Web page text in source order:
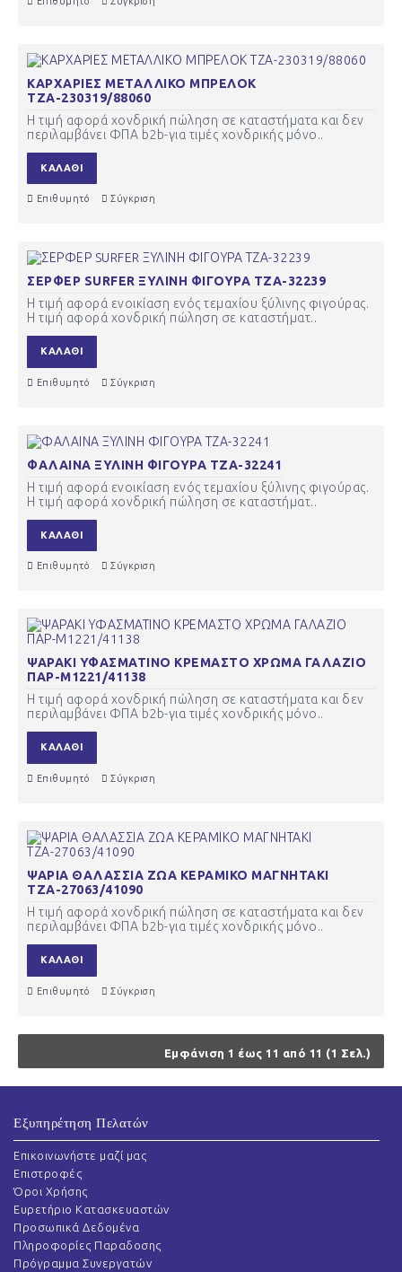
ΚΑΡΧΑΡΙΕΣ ΜΕΤΑΛΛΙΚΟ ΜΠΡΕΛΟΚ
ΤΖΑ-230319/88060
Η τιμή αφορά χονδρική πώληση σε καταστήματα και δεν
περιλαμβάνει ΦΠΑ b2b-για τιμές χονδρικής μόνο..
ΚΑΛΆΘΙ
Επιθυμητό Σύγκριση
ΣΕΡΦΕΡ SURFER ΞΥΛΙΝΗ ΦΙΓΟΥΡΑ ΤΖΑ-32239
Η τιμή αφορά ενοικίαση ενός τεμαχίου ξύλινης φιγούρας.
Η τιμή αφορά χονδρική πώληση σε καταστήματ..
ΚΑΛΆΘΙ
Επιθυμητό Σύγκριση
ΦΑΛΑΙΝΑ ΞΥΛΙΝΗ ΦΙΓΟΥΡΑ ΤΖΑ-32241
Η τιμή αφορά ενοικίαση ενός τεμαχίου ξύλινης φιγούρας.
Η τιμή αφορά χονδρική πώληση σε καταστήματ..
ΚΑΛΆΘΙ
Επιθυμητό Σύγκριση
ΨΑΡΑΚΙ ΥΦΑΣΜΑΤΙΝΟ ΚΡΕΜΑΣΤΟ ΧΡΩΜΑ ΓΑΛΑΖΙΟ
ΠΑΡ-Μ1221/41138
Η τιμή αφορά χονδρική πώληση σε καταστήματα και δεν
περιλαμβάνει ΦΠΑ b2b-για τιμές χονδρικής μόνο..
ΚΑΛΆΘΙ
Επιθυμητό Σύγκριση
ΨΑΡΙΑ ΘΑΛΑΣΣΙΑ ΖΩΑ ΚΕΡΑΜΙΚΟ ΜΑΓΝΗΤΑΚΙ
ΤΖΑ-27063/41090
Η τιμή αφορά χονδρική πώληση σε καταστήματα και δεν
περιλαμβάνει ΦΠΑ b2b-για τιμές χονδρικής μόνο..
ΚΑΛΆΘΙ
Επιθυμητό Σύγκριση
Εμφάνιση 1 έως 11 από 11 (1 Σελ.)
Εξυπηρέτηση Πελατών
Επικοινωνήστε μαζί μας
Επιστροφές
Όροι Χρήσης
Ευρετήριο Κατασκευαστών
Προσωπικά Δεδομένα
Πληροφορίες Παραδοσης
Πρόγραμμα Συνεργατών